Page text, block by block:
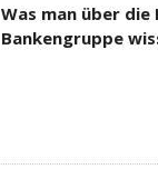
Was man über die
Bankengruppe